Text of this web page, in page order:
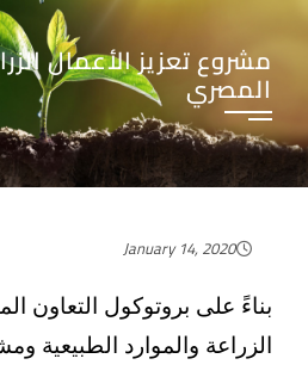
مشروع تعزيز الأعمال
المصري
January 14, 2020
بناءً على بروتوكول التعاون
الزراعة والموارد الطبيعية